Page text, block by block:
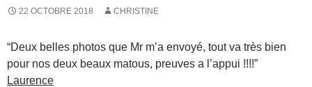
22 OCTOBRE 2018 CHRISTINE
“Deux belles photos que Mr m’a envoyé, tout va très bien
pour nos deux beaux matous, preuves a l’appui !!!!”
Laurence